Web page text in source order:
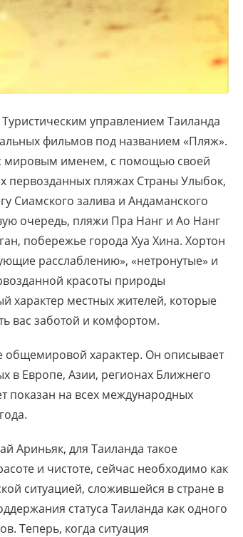
управлением Таиланда
фильмов под названием «Пляж».
мировым именем, с помощью своей
первозданных пляжах Страны Улыбок,
Сиамского залива и Андаманского
очередь, пляжи Пра Нанг и Ао Нанг
побережье города Хуа Хина. Хортон
расслаблению», «нетронутые» и
красоты природы
характер местных жителей, которые
вас заботой и комфортом.
общемировой характер. Он описывает
в Европе, Азии, регионах Ближнего
показан на всех международных
Ариньяк, для Таиланда такое
и чистоте, сейчас необходимо как
ситуацией, сложившейся в стране в
статуса Таиланда как одного
Теперь, когда ситуация